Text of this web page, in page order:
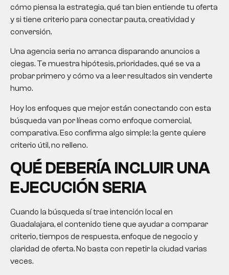
cómo piensa la estrategia, qué tan bien entiende tu oferta
y si tiene criterio para conectar pauta, creatividad y
conversión.
Una agencia seria no arranca disparando anuncios a
ciegas. Te muestra hipótesis, prioridades, qué se va a
probar primero y cómo va a leer resultados sin venderte
humo.
Hoy los enfoques que mejor están conectando con esta
búsqueda van por líneas como enfoque comercial,
comparativa. Eso confirma algo simple: la gente quiere
criterio útil, no relleno.
QUÉ DEBERÍA INCLUIR UNA
EJECUCIÓN SERIA
Cuando la búsqueda sí trae intención local en
Guadalajara, el contenido tiene que ayudar a comparar
criterio, tiempos de respuesta, enfoque de negocio y
claridad de oferta. No basta con repetir la ciudad varias
veces.